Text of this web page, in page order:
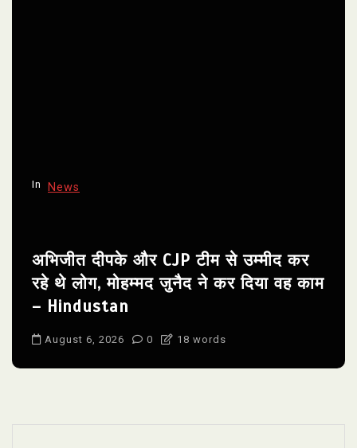
In News
अभिजीत दीपके और CJP टीम से उम्मीद कर
रहे थे लोग, मोहम्मद जुनैद ने कर दिया वह काम
– Hindustan
August 6, 2026 0 18 words